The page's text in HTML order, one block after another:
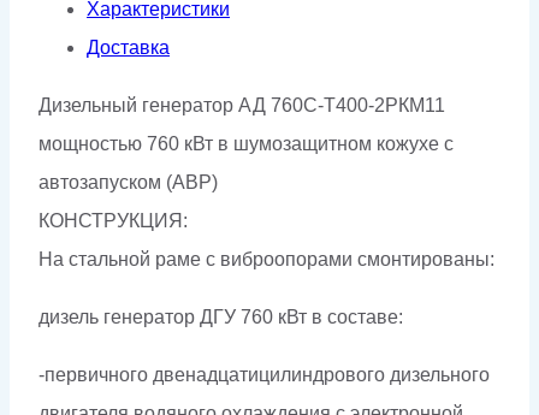
Характеристики
Доставка
Дизельный генератор АД 760С-Т400-2РКМ11
мощностью 760 кВт в шумозащитном кожухе с
автозапуском (АВР)
КОНСТРУКЦИЯ:
На стальной раме с виброопорами смонтированы:
дизель генератор ДГУ 760 кВт в составе:
-первичного двенадцатицилиндрового дизельного